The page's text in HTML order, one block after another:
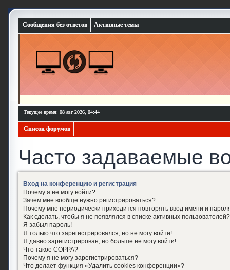
Сообщения без ответов Активные темы
Текущее время: 08 авг 2026, 04:44
Список форумов
Часто задаваемые
Вход на конференцию и регистрация
Почему я не могу войти?
Зачем мне вообще нужно регистрироваться?
Почему мне периодически приходится повторять ввод имени и
Как сделать, чтобы я не появлялся в списке активных пользователей?
Я забыл пароль!
Я только что зарегистрировался, но не могу войти!
Я давно зарегистрирован, но больше не могу войти!
Что такое COPPA?
Почему я не могу зарегистрироваться?
Что делает функция «Удалить cookies конференции»?